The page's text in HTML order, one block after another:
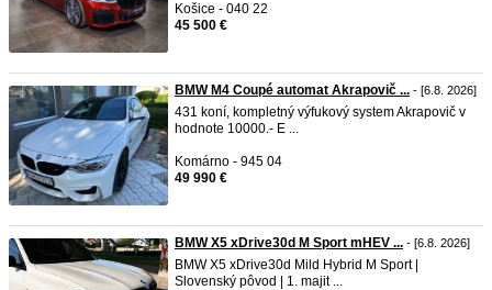
Košice - 040 22
45 500 €
BMW M4 Coupé automat Akrapovič ... - [6.8. 2026]
431 koní, kompletný výfukový system Akrapovič v
hodnote 10000.- E ...
Komárno - 945 04
49 990 €
BMW X5 xDrive30d M Sport mHEV ... - [6.8. 2026]
BMW X5 xDrive30d Mild Hybrid M Sport |
Slovenský pôvod | 1. majit ...